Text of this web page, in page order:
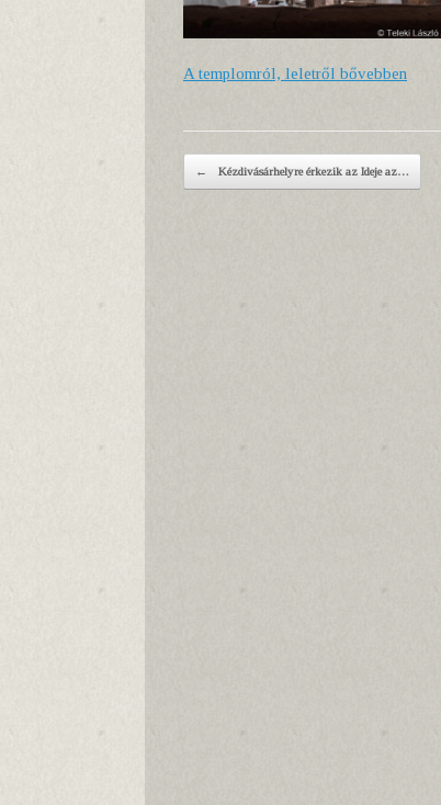
A templomról, leletről bővebben
Post navigation
← Kézdivásárhelyre érkezik az Ideje az…